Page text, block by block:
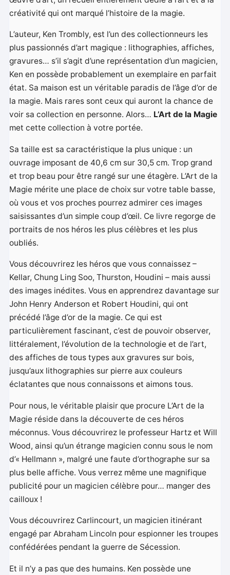
créativité qui ont marqué l’histoire de la magie.
L’auteur, Ken Trombly, est l’un des collectionneurs les
plus passionnés d’art magique : lithographies, affiches,
gravures… s’il s’agit d’une représentation d’un magicien,
Ken en possède probablement un exemplaire en parfait
état. Sa maison est un véritable paradis de l’âge d’or de
la magie. Mais rares sont ceux qui auront la chance de
voir sa collection en personne. Alors… L’Art de la Magie
met cette collection à votre portée.
Sa taille est sa caractéristique la plus unique : un
ouvrage imposant de 40,6 cm sur 30,5 cm. Trop grand
et trop beau pour être rangé sur une étagère. L’Art de la
Magie mérite une place de choix sur votre table basse,
où vous et vos proches pourrez admirer ces images
saisissantes d’un simple coup d’œil. Ce livre regorge de
portraits de nos héros les plus célèbres et les plus
oubliés.
Vous découvrirez les héros que vous connaissez –
Kellar, Chung Ling Soo, Thurston, Houdini – mais aussi
des images inédites. Vous en apprendrez davantage sur
John Henry Anderson et Robert Houdini, qui ont
précédé l’âge d’or de la magie. Ce qui est
particulièrement fascinant, c’est de pouvoir observer,
littéralement, l’évolution de la technologie et de l’art,
des affiches de tous types aux gravures sur bois,
jusqu’aux lithographies sur pierre aux couleurs
éclatantes que nous connaissons et aimons tous.
Pour nous, le véritable plaisir que procure L’Art de la
Magie réside dans la découverte de ces héros
méconnus. Vous découvrirez le professeur Hartz et Will
Wood, ainsi qu’un étrange magicien connu sous le nom
d’« Hellmann », malgré une faute d’orthographe sur sa
plus belle affiche. Vous verrez même une magnifique
publicité pour un magicien célèbre pour… manger des
cailloux !
Vous découvrirez Carlincourt, un magicien itinérant
engagé par Abraham Lincoln pour espionner les troupes
confédérées pendant la guerre de Sécession.
Et il n’y a pas que des humains. Ken possède une